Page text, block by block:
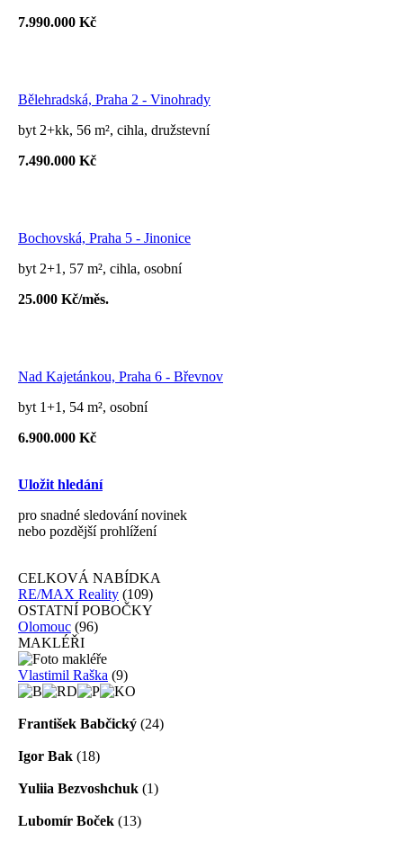
7.990.000 Kč
Bělehradská, Praha 2 - Vinohrady
byt 2+kk, 56 m², cihla, družstevní
7.490.000 Kč
Bochovská, Praha 5 - Jinonice
byt 2+1, 57 m², cihla, osobní
25.000 Kč/měs.
Nad Kajetánkou, Praha 6 - Břevnov
byt 1+1, 54 m², osobní
6.900.000 Kč
Uložit hledání
pro snadné sledování novinek
nebo pozdější prohlížení
CELKOVÁ NABÍDKA
RE/MAX Reality (109)
OSTATNÍ POBOČKY
Olomouc (96)
MAKLÉŘI
Vlastimil Raška (9)
František Babčický (24)
Igor Bak (18)
Yuliia Bezvoshchuk (1)
Lubomír Boček (13)